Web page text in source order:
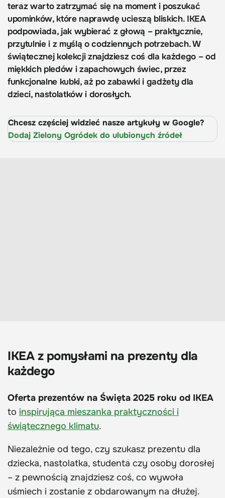
teraz warto zatrzymać się na moment i poszukać
upominków, które naprawdę ucieszą bliskich. IKEA
podpowiada, jak wybierać z głową – praktycznie,
przytulnie i z myślą o codziennych potrzebach. W
świątecznej kolekcji znajdziesz coś dla każdego – od
miękkich pledów i zapachowych świec, przez
funkcjonalne kubki, aż po zabawki i gadżety dla
dzieci, nastolatków i dorosłych.
Chcesz częściej widzieć nasze artykuły w Google?
Dodaj Zielony Ogródek do ulubionych źródeł
IKEA z pomysłami na prezenty dla
każdego
Oferta prezentów na Święta 2025 roku od IKEA
to inspirująca mieszanka praktyczności i
świątecznego klimatu.
Niezależnie od tego, czy szukasz prezentu dla
dziecka, nastolatka, studenta czy osoby dorosłej
– z pewnością znajdziesz coś, co wywoła
uśmiech i zostanie z obdarowanym na dłużej.